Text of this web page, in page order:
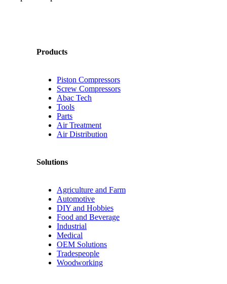
Products
Piston Compressors
Screw Compressors
Abac Tech
Tools
Parts
Air Treatment
Air Distribution
Solutions
Agriculture and Farm
Automotive
DIY and Hobbies
Food and Beverage
Industrial
Medical
OEM Solutions
Tradespeople
Woodworking